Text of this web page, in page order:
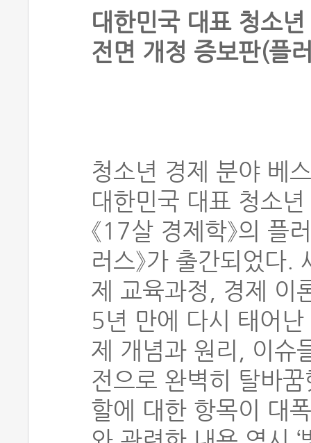
대한민국 대표 청소년
전면 개정 증보판(플
청소년 경제 분야 베
대한민국 대표 청소
《17살 경제학》의 플
러스》가 출간되었다
제 교육과정, 경제 이
5년 만에 다시 태어
제 개념과 원리, 이슈
전으로 완벽히 탈바
할에 대한 항목이 대